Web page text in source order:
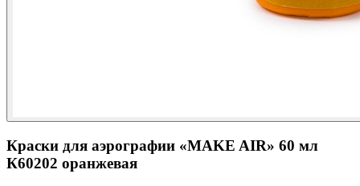
Краски для аэрографии «MAKE AIR» 60 мл
К60202 оранжевая